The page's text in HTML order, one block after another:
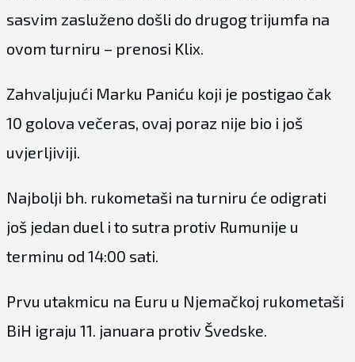
sasvim zasluženo došli do drugog trijumfa na
ovom turniru – prenosi Klix.
Zahvaljujući Marku Paniću koji je postigao čak
10 golova večeras, ovaj poraz nije bio i još
uvjerljiviji.
Najbolji bh. rukometaši na turniru će odigrati
još jedan duel i to sutra protiv Rumunije u
terminu od 14:00 sati.
Prvu utakmicu na Euru u Njemačkoj rukometaši
BiH igraju 11. januara protiv Švedske.